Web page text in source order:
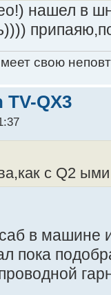
нашел в
свою
TV-QX3
с Q2
в машине
пока